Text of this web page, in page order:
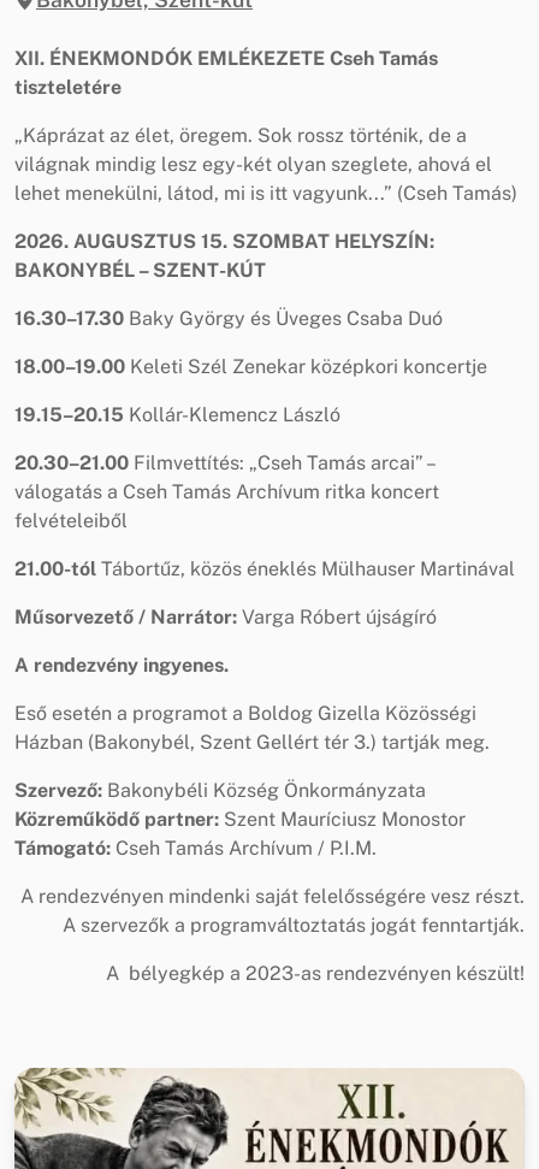
XII. ÉNEKMONDÓK EMLÉKEZETE Cseh Tamás
tiszteletére
„Káprázat az élet, öregem. Sok rossz történik, de a
világnak mindig lesz egy-két olyan szeglete, ahová el
lehet menekülni, látod, mi is itt vagyunk...” (Cseh Tamás)
2026. AUGUSZTUS 15. SZOMBAT HELYSZÍN:
BAKONYBÉL – SZENT-KÚT
16.30–17.30 Baky György és Üveges Csaba Duó
18.00–19.00 Keleti Szél Zenekar középkori koncertje
19.15–20.15 Kollár-Klemencz László
20.30–21.00 Filmvettítés: „Cseh Tamás arcai” –
válogatás a Cseh Tamás Archívum ritka koncert
felvételeiből
21.00-tól Tábortűz, közös éneklés Mülhauser Martinával
Műsorvezető / Narrátor: Varga Róbert újságíró
A rendezvény ingyenes.
Eső esetén a programot a Boldog Gizella Közösségi
Házban (Bakonybél, Szent Gellért tér 3.) tartják meg.
Szervező: Bakonybéli Község Önkormányzata
Közreműködő partner: Szent Mauríciusz Monostor
Támogató: Cseh Tamás Archívum / P.I.M.
A rendezvényen mindenki saját felelősségére vesz részt.
A szervezők a programváltoztatás jogát fenntartják.
A bélyegkép a 2023-as rendezvényen készült!